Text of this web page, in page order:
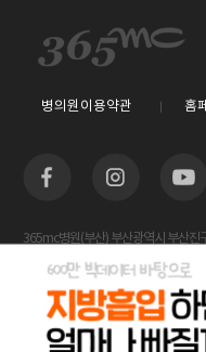
병의원이용약관 홈
365mc병원(부산) 부산광역시 부산
사업자등록번호 : 605-26-86822 /
람스 스페셜센터(해운대) 부산광역시
사업자등록번호 : 209-24-42511 / 서
홈페이지관리 (주)365mc / 서울특별